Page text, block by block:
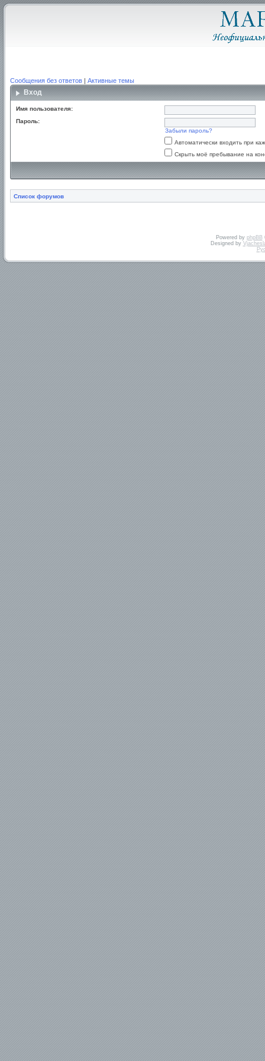
Сообщения без ответов | Активные темы
Вход
Имя пользователя:
Пароль:
Забыли пароль?
Автоматически входить при
Скрыть моё пребывание на
Список форумов
Powered by phpBB
Designed by